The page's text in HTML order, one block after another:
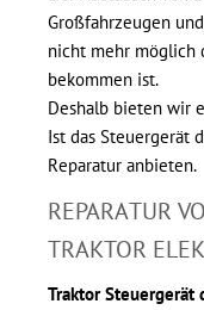
Großfahrzeugen
nicht mehr möglich
bekommen ist.
Deshalb bieten wir
Ist das Steuergerät
Reparatur anbieten.
REPARATUR
TRAKTOR
Traktor Steuergerät